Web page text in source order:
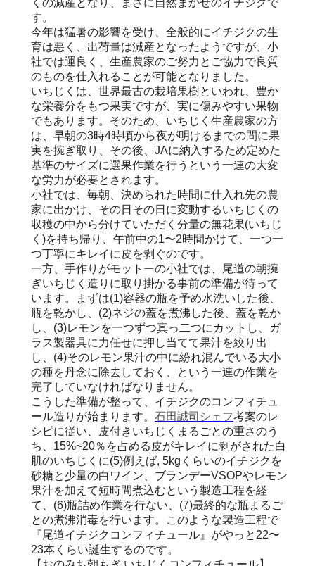
す。
今年は猛暑の影響を受け、全般的にイチジクの生
育は悪く、出荷量は減産となったようですが、小
社では運良く、生産農家のご努力とご協力で良質
のものを仕入れることが可能となりました。
いちじくは、世界最古の栽培果樹といわれ、豊か
な栄養分をもつ果実ですが、実に傷みやすい果物
でもあります。そのため、いちじく生産農家の方
は、早朝の3時4時頃から夜が明けるまでの間に果
実を捥ぎ取り、その後、JAに納入するため定めた
基準のサイズに選果作業を行うという一連の大変
な労力が必要とされます。
小社では、毎朝、決められた時間に仕入れ先の農
家に出かけ、その日その日に変動するいちじくの
収穫の中から分けていただく分量の無花果(いちじ
く)を持ち帰り、午前中の1〜2時間かけて、一つ一
つ丁寧にキレイに皮を剥ぐのです。
一方、手作りがモットーの小社では、尾道の朝捥
ぎいちじく造りに取り掛かる事前の準備が待って
います。まずは(1)容器の瓶を予め水洗いした後、
瓶を乾かし、(2)ネジの蓋を煮沸した後、蓋を乾か
し、(3)レモンを一つずつ真っ二つにカットし、ガ
ラス製器具に力任せに押し当てて果汁を絞り出
し、(4)そのレモン果汁の中に紛れ混んでいる大小
の種を丹念に除去しておく、という一連の作業を
完了していなければなりません。
こうした準備が整って、イチジクのコンフィチュ
ール造りが始まります。 石田誠司シェフ考案のレ
シピに従い、皮付きいちじくまるごとの重さのう
ち、15%~20％を占める皮がキレイに剥がされた白
肌のいちじくに(5)例えば, 5kgくらいのイチジクを
砂糖と少量の白ワイン、ブランデーVSOPやレモン
果汁を加えて短時間煮込むという製造工程を経
て、(6)瓶詰め作業を行ない、(7)最終的な瓶まるご
との煮沸消毒を行います。このような製造工程で
『尾道イチジクコンフィチュール』がやっと22〜
23本くらい誕生するのです。